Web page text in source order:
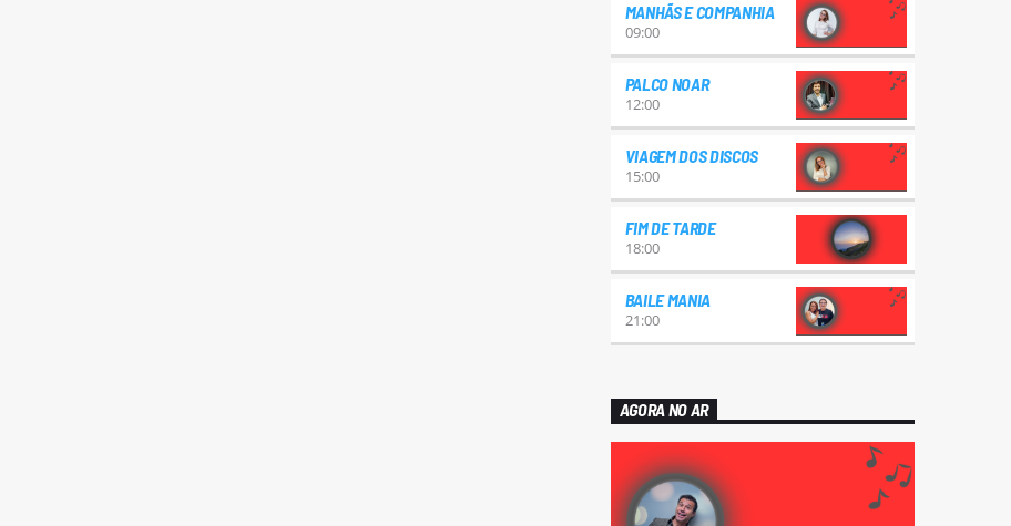
MANHÃS E COMPANHIA
09:00
PALCO NOAR
12:00
VIAGEM DOS DISCOS
15:00
FIM DE TARDE
18:00
BAILE MANIA
21:00
AGORA NO AR